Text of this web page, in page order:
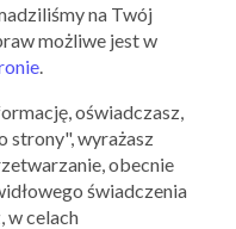
na Twój
możliwe jest w
.
oświadczasz,
strony", wyrażasz
obecnie
świadczenia
w celach